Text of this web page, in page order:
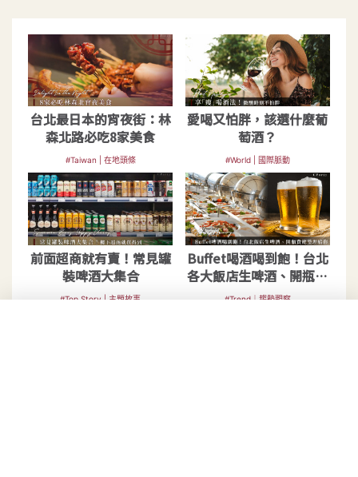
台北最日本的宵夜街：林
森北路必吃8家美食
#Taiwan | 在地頭條
愛喝又怕胖，該選什麼葡
萄酒？
#World | 國際脈動
前面超商就有賣！常見罐
裝啤酒大集合
#Top Story | 主題故事
Buffet喝酒喝到飽！台北
各大飯店生啤酒、開瓶費
總整理
#Trend｜趨勢觀察